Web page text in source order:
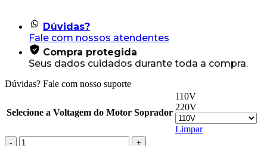
Dúvidas?
Fale com nossos atendentes
Compra protegida
Seus dados cuidados durante toda a compra.
Dúvidas? Fale com nosso suporte
Selecione a Voltagem do Motor Soprador
110V
220V
Limpar
Montanha